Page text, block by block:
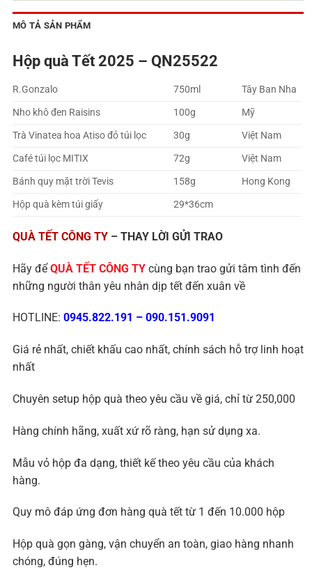
MÔ TẢ SẢN PHẨM
Hộp quà Tết 2025 – QN25522
R.Gonzalo 750ml
Tây Ban Nha
Nho khô đen Raisins
100g
Mỹ
Trà Vinatea hoa Atiso đỏ túi lọc
30g
Việt Nam
Café túi lọc MITIX
72g
Việt Nam
Bánh quy mặt trời Tevis
158g
Hong Kong
Hộp quà kèm túi giấy
29*36cm
QUÀ TẾT CÔNG TY – THAY LỜI GỬI TRAO
Hãy đểQUÀ TẾT CÔNG TY cùng bạn trao gửi tâm tình đến
những người thân yêu nhân dịp tết đến xuân về
HOTLINE: 0945.822.191 – 090.151.9091
Giá rẻ nhất, chiết khấu cao nhất, chính sách hỗ trợ linh hoạt
nhất
Chuyên setup hộp quà theo yêu cầu về giá, chỉ từ 250,000
Hàng chính hãng, xuất xứ rõ ràng, hạn sử dụng xa.
Mẫu vỏ hộp đa dạng, thiết kế theo yêu cầu của khách
hàng.
Quy mô đáp ứng đơn hàng quà tết từ 1 đến 10.000 hộp
Hộp quà gọn gàng, vận chuyển an toàn, giao hàng nhanh
chóng, đúng hẹn.